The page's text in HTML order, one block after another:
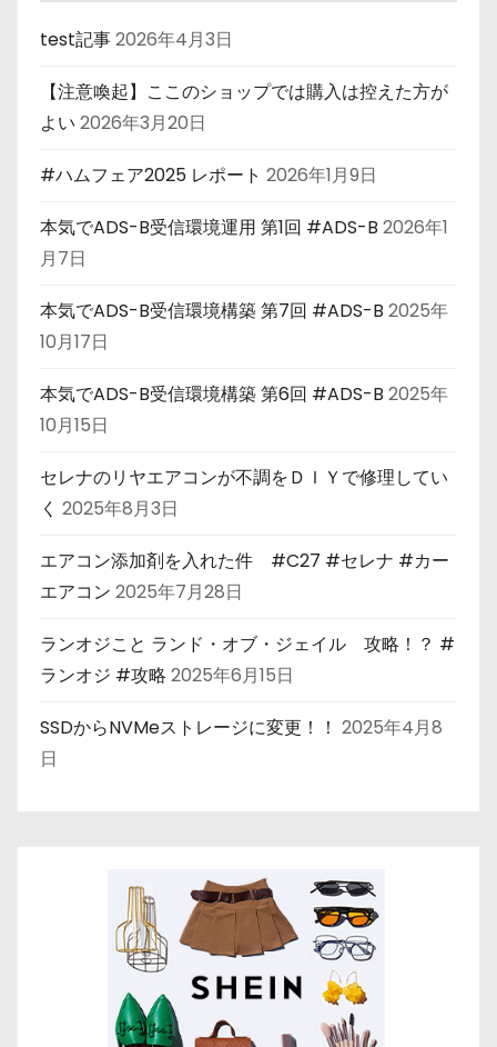
test記事2026年4月3日
【注意喚起】ここのショップでは購入は控えた方が
よい 2026年3月20日
#ハムフェア2025 レポート 2026年1月9日
本気でADS-B受信環境運用 第1回 #ADS-B 2026年1
月7日
本気でADS-B受信環境構築 第7回 #ADS-B 2025年
10月17日
本気でADS-B受信環境構築 第6回 #ADS-B 2025年
10月15日
セレナのリヤエアコンが不調をＤＩＹで修理してい
く 2025年8月3日
エアコン添加剤を入れた件 #C27 #セレナ #カー
エアコン 2025年7月28日
ランオジこと ランド・オブ・ジェイル 攻略！？ #
ランオジ #攻略 2025年6月15日
SSDからNVMeストレージに変更！！ 2025年4月8
日